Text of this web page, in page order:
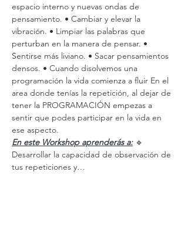
espacio interno y nuevas ondas de
pensamiento. • Cambiar y elevar la
vibración. • Limpiar las palabras que
perturban en la manera de pensar. •
Sentirse más liviano. • Sacar pensamientos
densos. • Cuando disolvemos una
programación la vida comienza a fluir En el
area donde tenías la repetición, al dejar de
tener la PROGRAMACIÓN empezas a
sentir que podes participar en la vida en
ese aspecto.
En este Workshop aprenderás a: 🔹
Desarrollar la capacidad de observación de
tus repeticiones y…